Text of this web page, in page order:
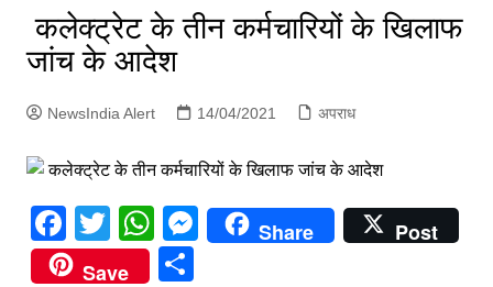
कलेक्ट्रेट के तीन कर्मचारियों के खिलाफ
जांच के आदेश
NewsIndia Alert 14/04/2021 अपराध
F
a
T
w
W
h
M
e
Share
Post
Save
S
g